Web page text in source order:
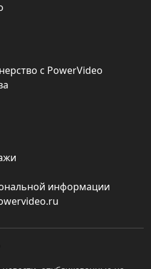
с PowerVideo
информации